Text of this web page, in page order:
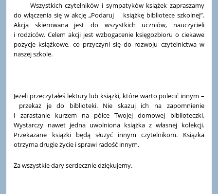
Wszystkich czytelników i sympatyków książek zapraszamy
do włączenia się w akcję „Podaruj książkę bibliotece szkolnej”.
Akcja skierowana jest do wszystkich uczniów, nauczycieli
i rodziców. Celem akcji jest wzbogacenie księgozbioru o ciekawe
pozycje książkowe, co przyczyni się do rozwoju czytelnictwa w
naszej szkole.
Jeżeli przeczytałeś lektury lub książki, które warto polecić innym –
przekaż je do biblioteki. Nie skazuj ich na zapomnienie
i zarastanie kurzem na półce Twojej domowej biblioteczki.
Wystarczy nawet jedna uwolniona książka z własnej kolekcji.
Przekazane książki będą służyć innym czytelnikom. Książka
otrzyma drugie życie i sprawi radość innym.
Za wszystkie dary serdecznie dziękujemy.